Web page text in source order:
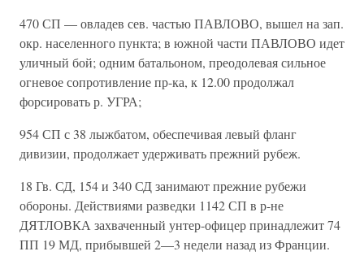
470 СП — овладев сев. частью ПАВЛОВО, вышел на зап.
окр. населенного пункта; в южной части ПАВЛОВО идет
уличный бой; одним батальоном, преодолевая сильное
огневое сопротивление пр-ка, к 12.00 продолжал
форсировать р. УГРА;
954 СП с 38 лыжбатом, обеспечивая левый фланг
дивизии, продолжает удерживать прежний рубеж.
18 Гв. СД, 154 и 340 СД занимают прежние рубежи
обороны. Действиями разведки 1142 СП в р-не
ДЯТЛОВКА захваченный унтер-офицер принадлежит 74
ПП 19 МД, прибывшей 2—3 недели назад из Франции.